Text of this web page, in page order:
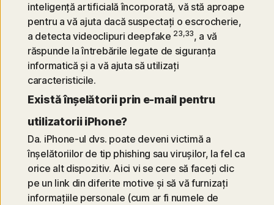
inteligență artificială încorporată, vă stă aproape
pentru a vă ajuta dacă suspectați o escrocherie,
a detecta videoclipuri deepfake 23,33, a vă
răspunde la întrebările legate de siguranța
informatică și a vă ajuta să utilizați
caracteristicile.
Există înșelătorii prin e-mail pentru
utilizatorii iPhone?
Da. iPhone-ul dvs. poate deveni victimă a
înșelătoriilor de tip phishing sau virușilor, la fel ca
orice alt dispozitiv. Aici vi se cere să faceți clic
pe un link din diferite motive și să vă furnizați
informațiile personale (cum ar fi numele de